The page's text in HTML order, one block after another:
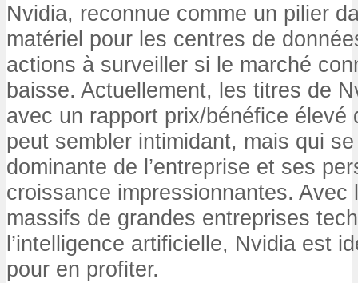
Nvidia, reconnue comme un pilier
matériel pour les centres de
actions à surveiller si le marché
baisse. Actuellement, les titres de
avec un rapport prix/bénéfice élevé
peut sembler intimidant, mais qui
dominante de l’entreprise et ses
croissance impressionnantes.
massifs de grandes entreprises
l’intelligence artificielle, Nvidia est
pour en profiter.